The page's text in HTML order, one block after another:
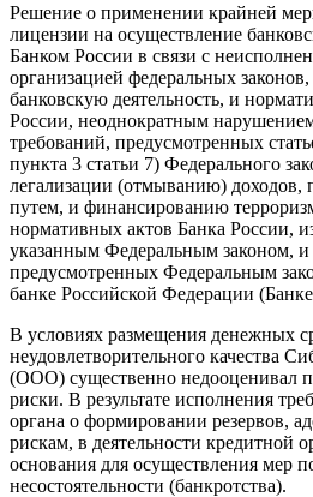
Решение о применении крайней
лицензии на осуществление
Банком России в связи с
организацией федеральных
банковскую деятельность, и
России, неоднократным
требований, предусмотренных
пункта 3 статьи 7) Федерального
легализации (отмыванию)
путем, и финансированию
нормативных актов Банка России,
указанным Федеральным законом,
предусмотренных Федеральным
банке Российской Федерации
В условиях размещения денежных
неудовлетворительного качества
(ООО) существенно недооценивал
риски. В результате исполнения
органа о формировании резервов,
рискам, в деятельности кредитной
основания для осуществления мер
несостоятельности (банкротства).